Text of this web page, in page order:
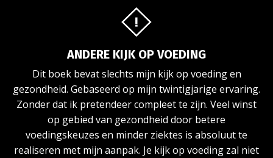
ANDERE KIJK OP VOEDING
Dit boek bevat slechts mijn kijk op voeding en
gezondheid. Gebaseerd op mijn twintigjarige ervaring.
Zonder dat ik pretendeer compleet te zijn. Veel winst
op gebied van gezondheid door betere
voedingskeuzes en minder ziektes is absoluut te
realiseren met mijn aanpak. Je kijk op voeding zal niet